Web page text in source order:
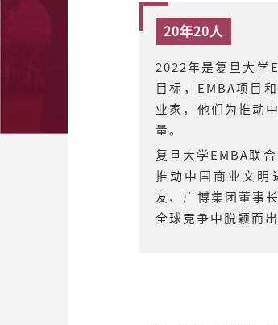
20年20人
2022年是复旦大学
目标，EMBA项目
业家，他们为推动
量。
复旦大学EMBA联
推动中国商业文明
友、广博集团董事
全球竞争中脱颖而